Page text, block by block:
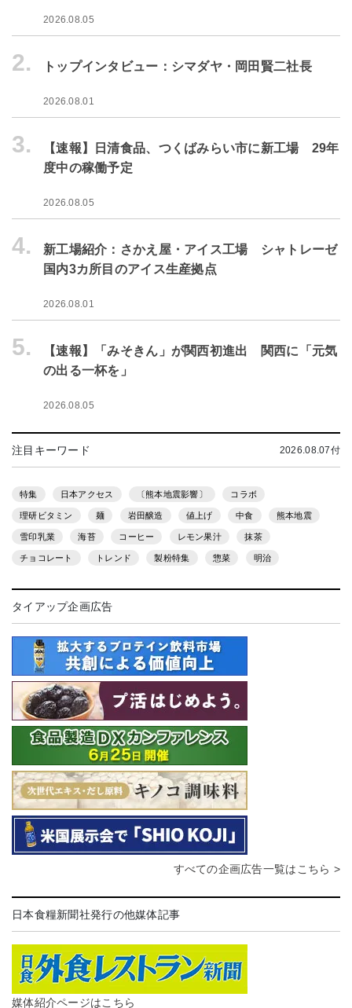
2026.08.05
2. トップインタビュー：シマダヤ・岡田賢二社長
2026.08.01
3.
【速報】日清食品、つくばみらい市に新工場 29年
度中の稼働予定
2026.08.05
4.
新工場紹介：さかえ屋・アイス工場 シャトレーゼ
国内3カ所目のアイス生産拠点
2026.08.01
5.
【速報】「みそきん」が関西初進出 関西に「元気
の出る一杯を」
2026.08.05
注目キーワード 2026.08.07付
特集 日本アクセス 〔熊本地震影響〕 コラボ
理研ビタミン 麺 岩田醸造 値上げ 中食 熊本地震
雪印乳業 海苔 コーヒー レモン果汁 抹茶
チョコレート トレンド 製粉特集 惣菜 明治
タイアップ企画広告
すべての企画広告一覧はこちら >
日本食糧新聞社発行の他媒体記事
媒体紹介ページはこちら